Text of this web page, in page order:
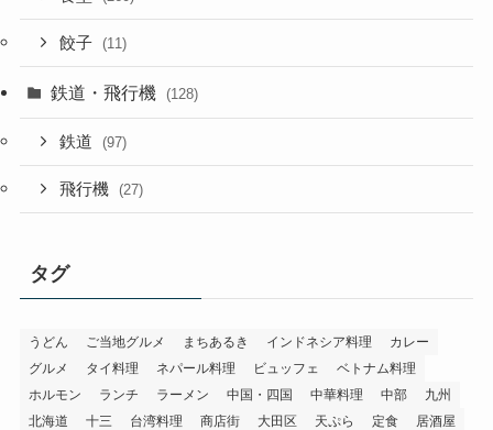
餃子 (11)
鉄道・飛行機 (128)
鉄道 (97)
飛行機 (27)
タグ
うどん ご当地グルメ まちあるき インドネシア料理
カレー
グルメ
タイ料理 ネパール料理 ビュッフェ
ベトナム料理
ホルモン
ランチ ラーメン 中国・四国 中華料理 中部
九州
北海道
十三 台湾料理 商店街 大田区 天ぷら 定食
居酒屋